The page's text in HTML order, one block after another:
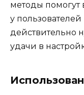
методы помогут
у
действительно
удачи в